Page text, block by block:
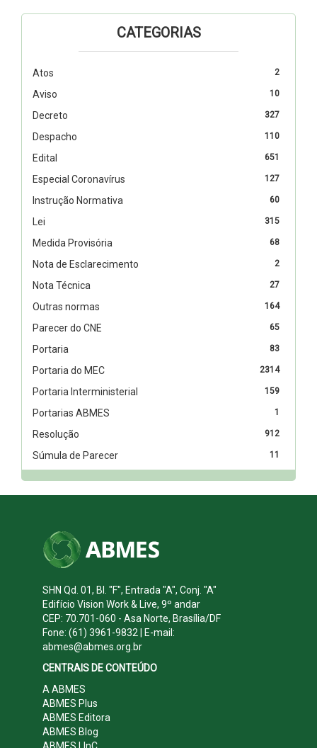
CATEGORIAS
2
Atos
10
Aviso
327
Decreto
110
Despacho
651
Edital
127
Especial Coronavírus
60
Instrução Normativa
315
Lei
68
Medida Provisória
2
Nota de Esclarecimento
27
Nota Técnica
164
Outras normas
65
Parecer do CNE
83
Portaria
2314
Portaria do MEC
159
Portaria Interministerial
1
Portarias ABMES
912
Resolução
11
Súmula de Parecer
SHN Qd. 01, Bl. "F", Entrada "A", Conj. "A"
Edifício Vision Work & Live, 9º andar
CEP: 70.701-060 - Asa Norte, Brasília/DF
Fone: (61) 3961-9832 | E-mail:
abmes@abmes.org.br
CENTRAIS DE CONTEÚDO
A ABMES
ABMES Plus
ABMES Editora
ABMES Blog
ABMES LInC